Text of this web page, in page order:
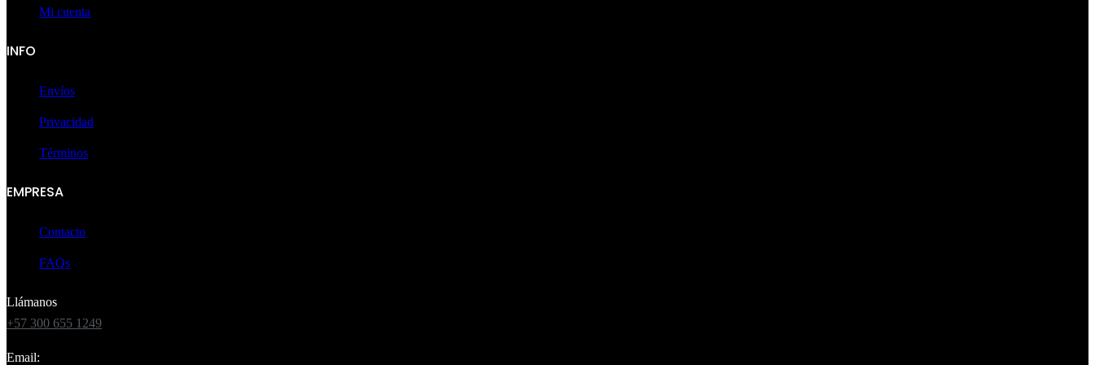
Mi cuenta
INFO
Envíos
Privacidad
Términos
EMPRESA
Contacto
FAQs
Llámanos
+57 300 655 1249
Email: